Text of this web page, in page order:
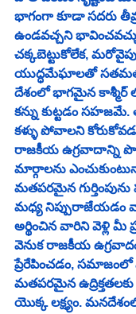
భాగంగా కూడా సదరు
ఉండవచ్చని
చక్కబెట్టుకోలేక,
యుద్ధమేఘాలతో
దేశంలో భాగమైన కాశ్మీర్
కన్ను కుట్టడం సహజమే.
కళ్ళు పోవాలని
రాజకీయ ఉగ్రవాదాన్ని
మార్గాలను
మతపరమైన
మధ్య నిప్పురాజేయడం
అర్థించిన వారిని వెళ్లి మీ
వెనుక రాజకీయ
ప్రేరేపించడం,
మతపరమైన
యొక్క లక్ష్యం.